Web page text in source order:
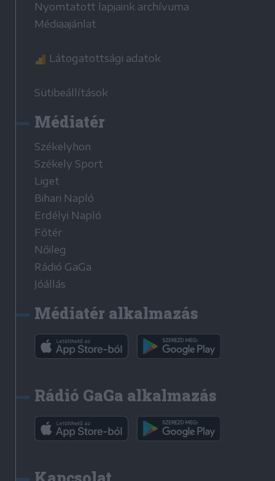
Nyomtatott lapjaink archívuma
Médiaajánlat
Látogatottsági adatok
Sütibeállítások
Médiatér
Székelyhon
Székely Sport
Liget
Bihari Napló
Erdélyi Napló
Főtér
Nőileg
Rádió GaGa
Jóállás
Médiatér alkalmazás
Rádió GaGa alkalmazás